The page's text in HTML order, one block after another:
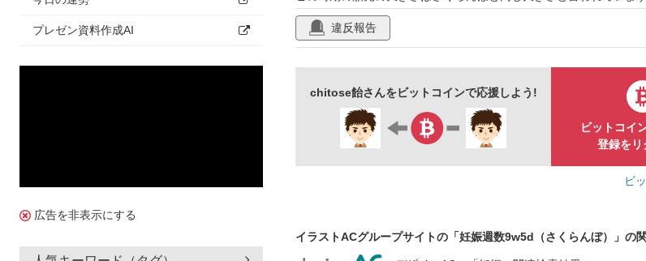
プレゼン資料作成AI
広告を非表示にする
違反報告
chitose飴さんをビットコインで応援しよう!
ビットコイ
登録をリ
ビ
イラストACグループサイトの「妊娠週数9w5d（さくらんぼ）」の